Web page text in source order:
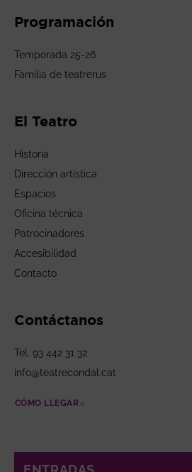
Programación
Temporada 25-26
Familia de teatrerus
El Teatro
Historia
Dirección artística
Espacios
Oficina técnica
Patrocinadores
Accesibilidad
Contacto
Contáctanos
Tel. 93 442 31 32
info@teatrecondal.cat
CÓMO LLEGAR